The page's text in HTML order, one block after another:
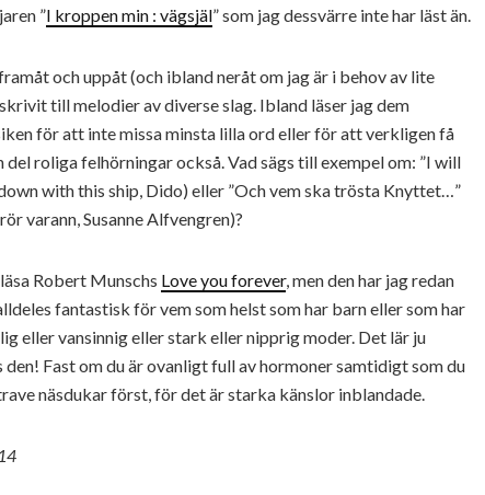
”I kroppen min : vägsjäl” som jag dessvärre inte har läst än.
och uppåt (och ibland neråt om jag är i behov av lite
till melodier av diverse slag. Ibland läser jag dem
för att inte missa minsta lilla ord eller för att verkligen få
del roliga felhörningar också. Vad sägs till exempel om: ”I will
with this ship, Dido) eller ”Och vem ska trösta Knyttet…”
varann, Susanne Alfvengren)?
Robert Munschs Love you forever, men den har jag redan
fantastisk för vem som helst som har barn eller som har
eller vansinnig eller stark eller nipprig moder. Det lär ju
den! Fast om du är ovanligt full av hormoner samtidigt som du
näsdukar först, för det är starka känslor inblandade.